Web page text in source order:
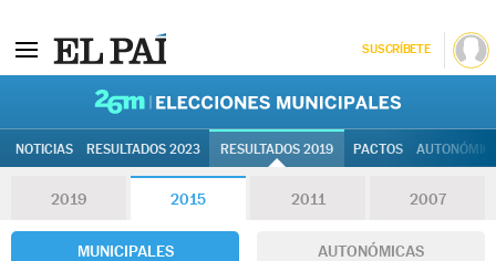
SUSCRÍBETE
NOTICIAS RESULTADOS 2023 RESULTADOS 2019 PACTOS
2019 2015 2011 2007
MUNICIPALES AUTONÓMICAS